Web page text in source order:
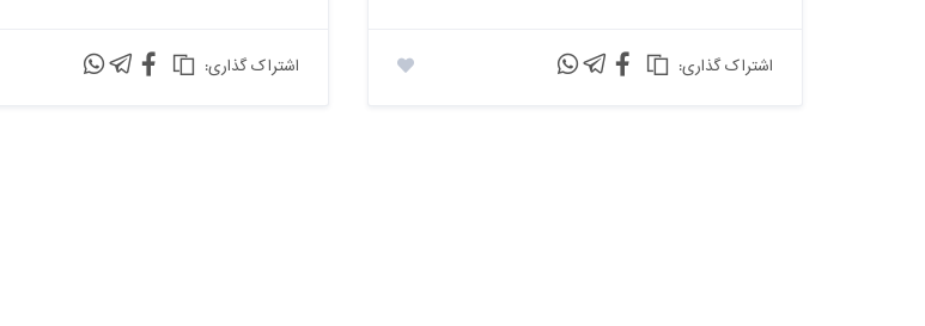
:اشتراک گذاری :اشتراک گذاری